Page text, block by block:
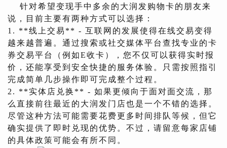
针对希望变现手中多余的大润发购物卡的朋友来
说，目前主要有两种方式可以选择：
1. **线上交易** - 互联网的发展使得在线交易变得
越来越普遍。通过搜索或社交媒体平台查找专业的卡
券交易平台（例如E收卡），您不仅可以获得实时报
价，还能享受到安全快捷的服务体验。只需按照指引
完成简单几步操作即可完成整个过程。
2. **实体店兑换** - 如果更倾向于面对面交流，那
么直接前往最近的大润发门店也是一个不错的选择。
尽管这种方法可能需要花费更多时间排队等候，但它
确实提供了即时兑现的优势。不过，请留意每家店铺
的具体政策可能会有所不同。